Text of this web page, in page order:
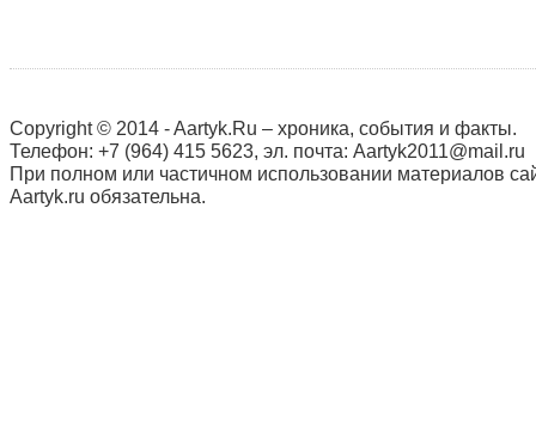
Copyright © 2014 - Aartyk.Ru – хроника, события и факты.
Телефон: +7 (964) 415 5623, эл. почта: Aartyk2011@mail.ru
При полном или частичном использовании материалов
Aartyk.ru oбязательна.